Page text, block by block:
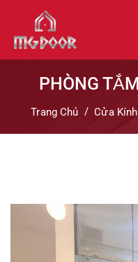
PHÒNG
Trang Chủ Cửa Kính